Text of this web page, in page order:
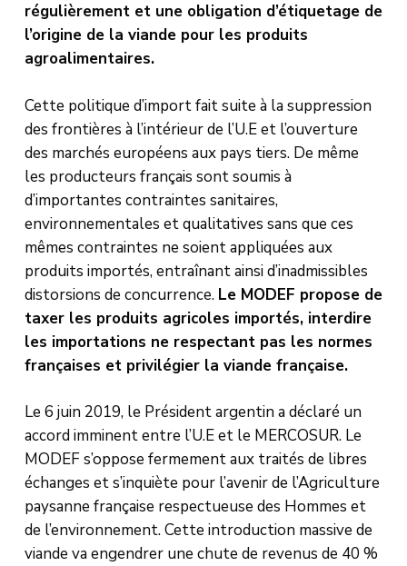
régulièrement et une obligation d’étiquetage de
l’origine de la viande pour les produits
agroalimentaires.
Cette politique d’import fait suite à la suppression
des frontières à l’intérieur de l’U.E et l’ouverture
des marchés européens aux pays tiers. De même
les producteurs français sont soumis à
d’importantes contraintes sanitaires,
environnementales et qualitatives sans que ces
mêmes contraintes ne soient appliquées aux
produits importés, entraînant ainsi d’inadmissibles
distorsions de concurrence. Le MODEF propose de
taxer les produits agricoles importés, interdire
les importations ne respectant pas les normes
françaises et privilégier la viande française.
Le 6 juin 2019, le Président argentin a déclaré un
accord imminent entre l’U.E et le MERCOSUR. Le
MODEF s’oppose fermement aux traités de libres
échanges et s’inquiète pour l’avenir de l’Agriculture
paysanne française respectueuse des Hommes et
de l’environnement. Cette introduction massive de
viande va engendrer une chute de revenus de 40 %